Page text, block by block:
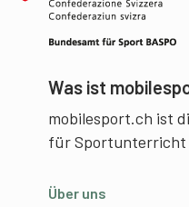
Was ist
mobilesport.ch ist
für Sportunterricht
Über uns